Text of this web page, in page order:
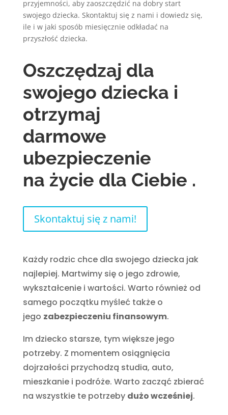
przyjemności, aby zaoszczędzić na dobry start
swojego dziecka. Skontaktuj się z nami i dowiedz się,
ile i w jaki sposób miesięcznie odkładać na
przyszłość dziecka.
Oszczędzaj dla
swojego dziecka i
otrzymaj
darmowe
ubezpieczenie
na życie dla Ciebie .
Skontaktuj się z nami!
Każdy rodzic chce dla swojego dziecka jak
najlepiej. Martwimy się o jego zdrowie,
wykształcenie i wartości. Warto również od
samego początku myśleć także o
jego zabezpieczeniu finansowym.
Im dziecko starsze, tym większe jego
potrzeby. Z momentem osiągnięcia
dojrzałości przychodzą studia, auto,
mieszkanie i podróże. Warto zacząć zbierać
na wszystkie te potrzeby dużo wcześniej.